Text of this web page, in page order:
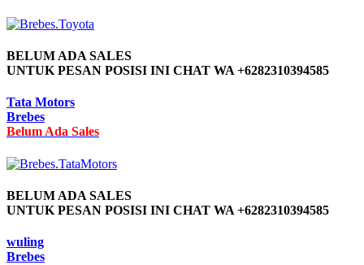
BELUM ADA SALES
UNTUK PESAN POSISI INI CHAT WA +6282310394585
Tata Motors
Brebes
Belum Ada Sales
BELUM ADA SALES
UNTUK PESAN POSISI INI CHAT WA +6282310394585
wuling
Brebes